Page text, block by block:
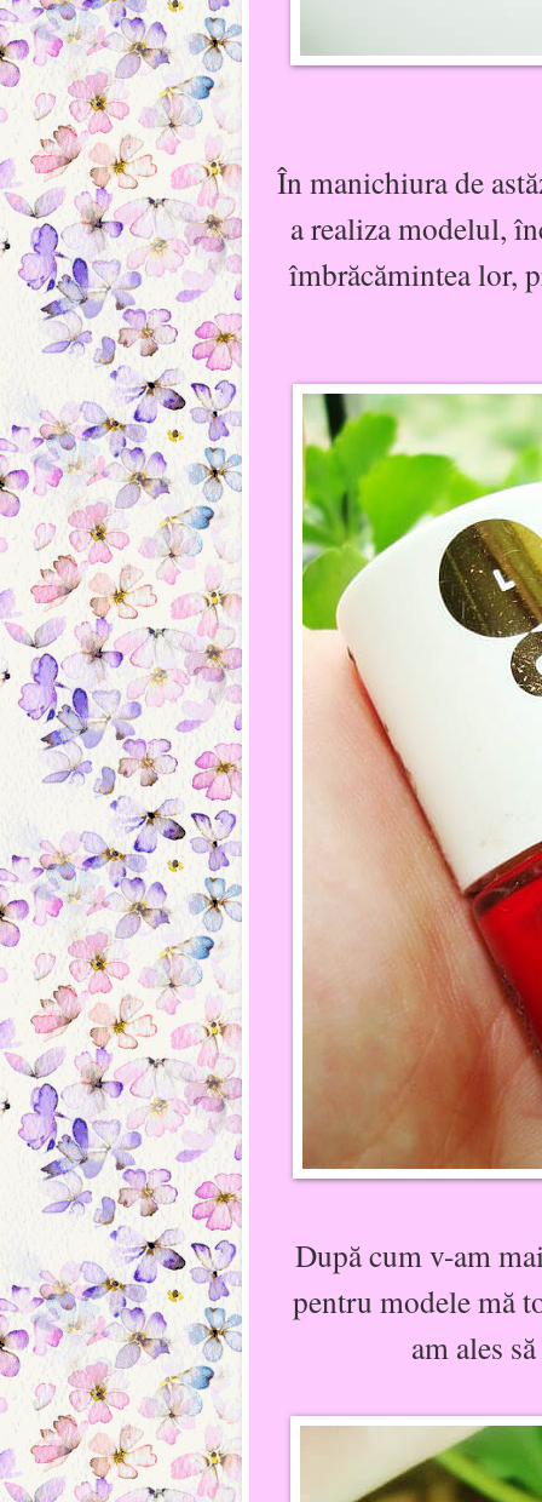
În manichiura de
a realiza modelul,
îmbrăcămintea lor,
După cum v-am
pentru modele mă
am ales